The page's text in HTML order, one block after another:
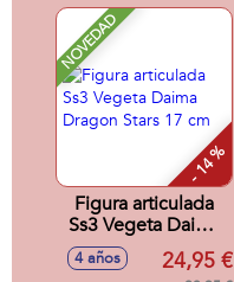
NOVEDAD
- 14 %
Figura articulada
Ss3 Vegeta Daima
Dragon Stars 17 cm
4 años 24,95 €